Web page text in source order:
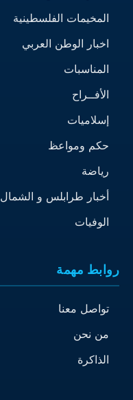
المخيمات الفلسطينية
اخبار الوطن العربي
المناسبات
الأفــراح
إسلاميات
حكم ومواعظ
رياضة
أخبار طرابلس و الشمال
الوفيات
روابط مهمة
تواصل معنا
من نحن
الذاكرة